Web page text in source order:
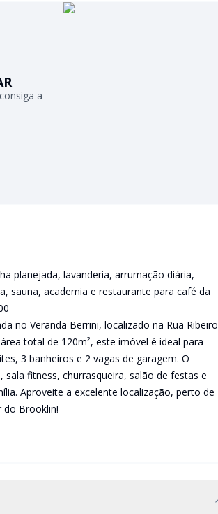
a
planejada, lavanderia, arrumação diária,
sauna, academia e restaurante para café da
no Veranda Berrini, localizado na Rua Ribeiro
total de 120m², este imóvel é ideal para
3 banheiros e 2 vagas de garagem. O
fitness, churrasqueira, salão de festas e
Aproveite a excelente localização, perto de
do Brooklin!